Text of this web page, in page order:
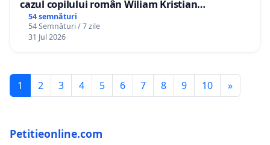
cazul copilului român Wiliam Kristian
Gheorghe, aflat în plasament în Danemarca de
12 ani
54 semnături
54 Semnături / 7 zile
31 Jul 2026
1 2 3 4 5 6 7 8 9 10 »
Petitieonline.com